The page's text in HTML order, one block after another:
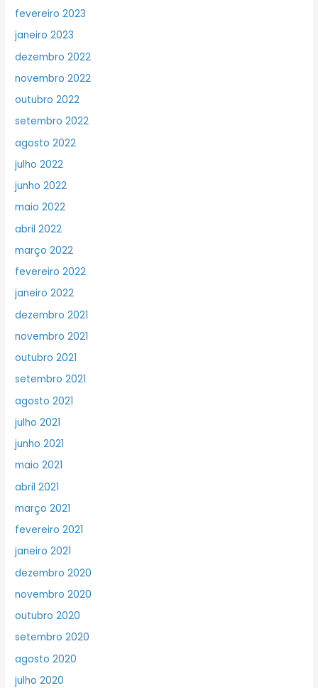
fevereiro 2023
janeiro 2023
dezembro 2022
novembro 2022
outubro 2022
setembro 2022
agosto 2022
julho 2022
junho 2022
maio 2022
abril 2022
março 2022
fevereiro 2022
janeiro 2022
dezembro 2021
novembro 2021
outubro 2021
setembro 2021
agosto 2021
julho 2021
junho 2021
maio 2021
abril 2021
março 2021
fevereiro 2021
janeiro 2021
dezembro 2020
novembro 2020
outubro 2020
setembro 2020
agosto 2020
julho 2020